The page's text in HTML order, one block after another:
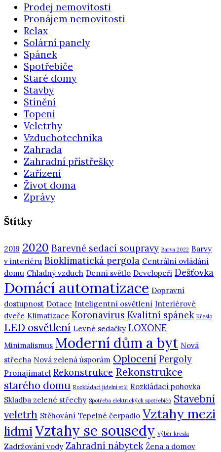
Prodej nemovitosti
Pronájem nemovitosti
Relax
Solární panely
Spánek
Spotřebiče
Staré domy
Stavby
Stínění
Topení
Veletrhy
Vzduchotechnika
Zahrada
Zahradní přístřešky
Zařízení
Život doma
Zprávy
Štítky
2019 2020 Barevné sedací soupravy Barva 2022 Barvy
v interiéru Bioklimatická pergola Centrální ovládání
domu Chladný vzduch Denní světlo Developeři Dešťovka
Domácí automatizace Dopravní
dostupnost Dotace Inteligentní osvětlení Interiérové
dveře Klimatizace Koronavirus Kvalitní spánek Křeslo
LED osvětlení Levné sedačky LOXONE
Minimalismus Moderní dům a byt Nová
střecha Nová zelená úsporám Oplocení Pergoly
Pronajímatel Rekonstrukce Rekonstrukce
starého domu Rozkládací jídelní stůl Rozkládací pohovka
Skladba zelené střechy Spotřeba elektrických spotřebičů Stavební
veletrh Stěhování Tepelné čerpadlo Vztahy mezi
lidmiVztahy se sousedy Výběr křesla
Zadržování vody Zahradní nábytek Žena a domov